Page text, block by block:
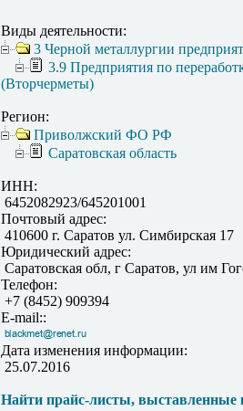
Виды деятельности:
3 Черной металлургии
3.9 Предприятия по
(Вторчерметы)
Регион:
Приволжский ФО РФ
Саратовская область
ИНН:
6452082923/645201001
Почтовый адрес:
410600 г. Саратов ул. Симбирская 17
Юридический адрес:
Саратовская обл, г Саратов, ул им
Телефон:
+7 (8452) 909394
E-mail::
Дата изменения информации:
25.07.2016
Найти прайс-листы, выставленные